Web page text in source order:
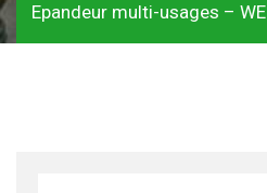
Epandeur multi-usages – WE